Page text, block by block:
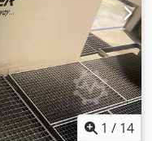
1 / 14